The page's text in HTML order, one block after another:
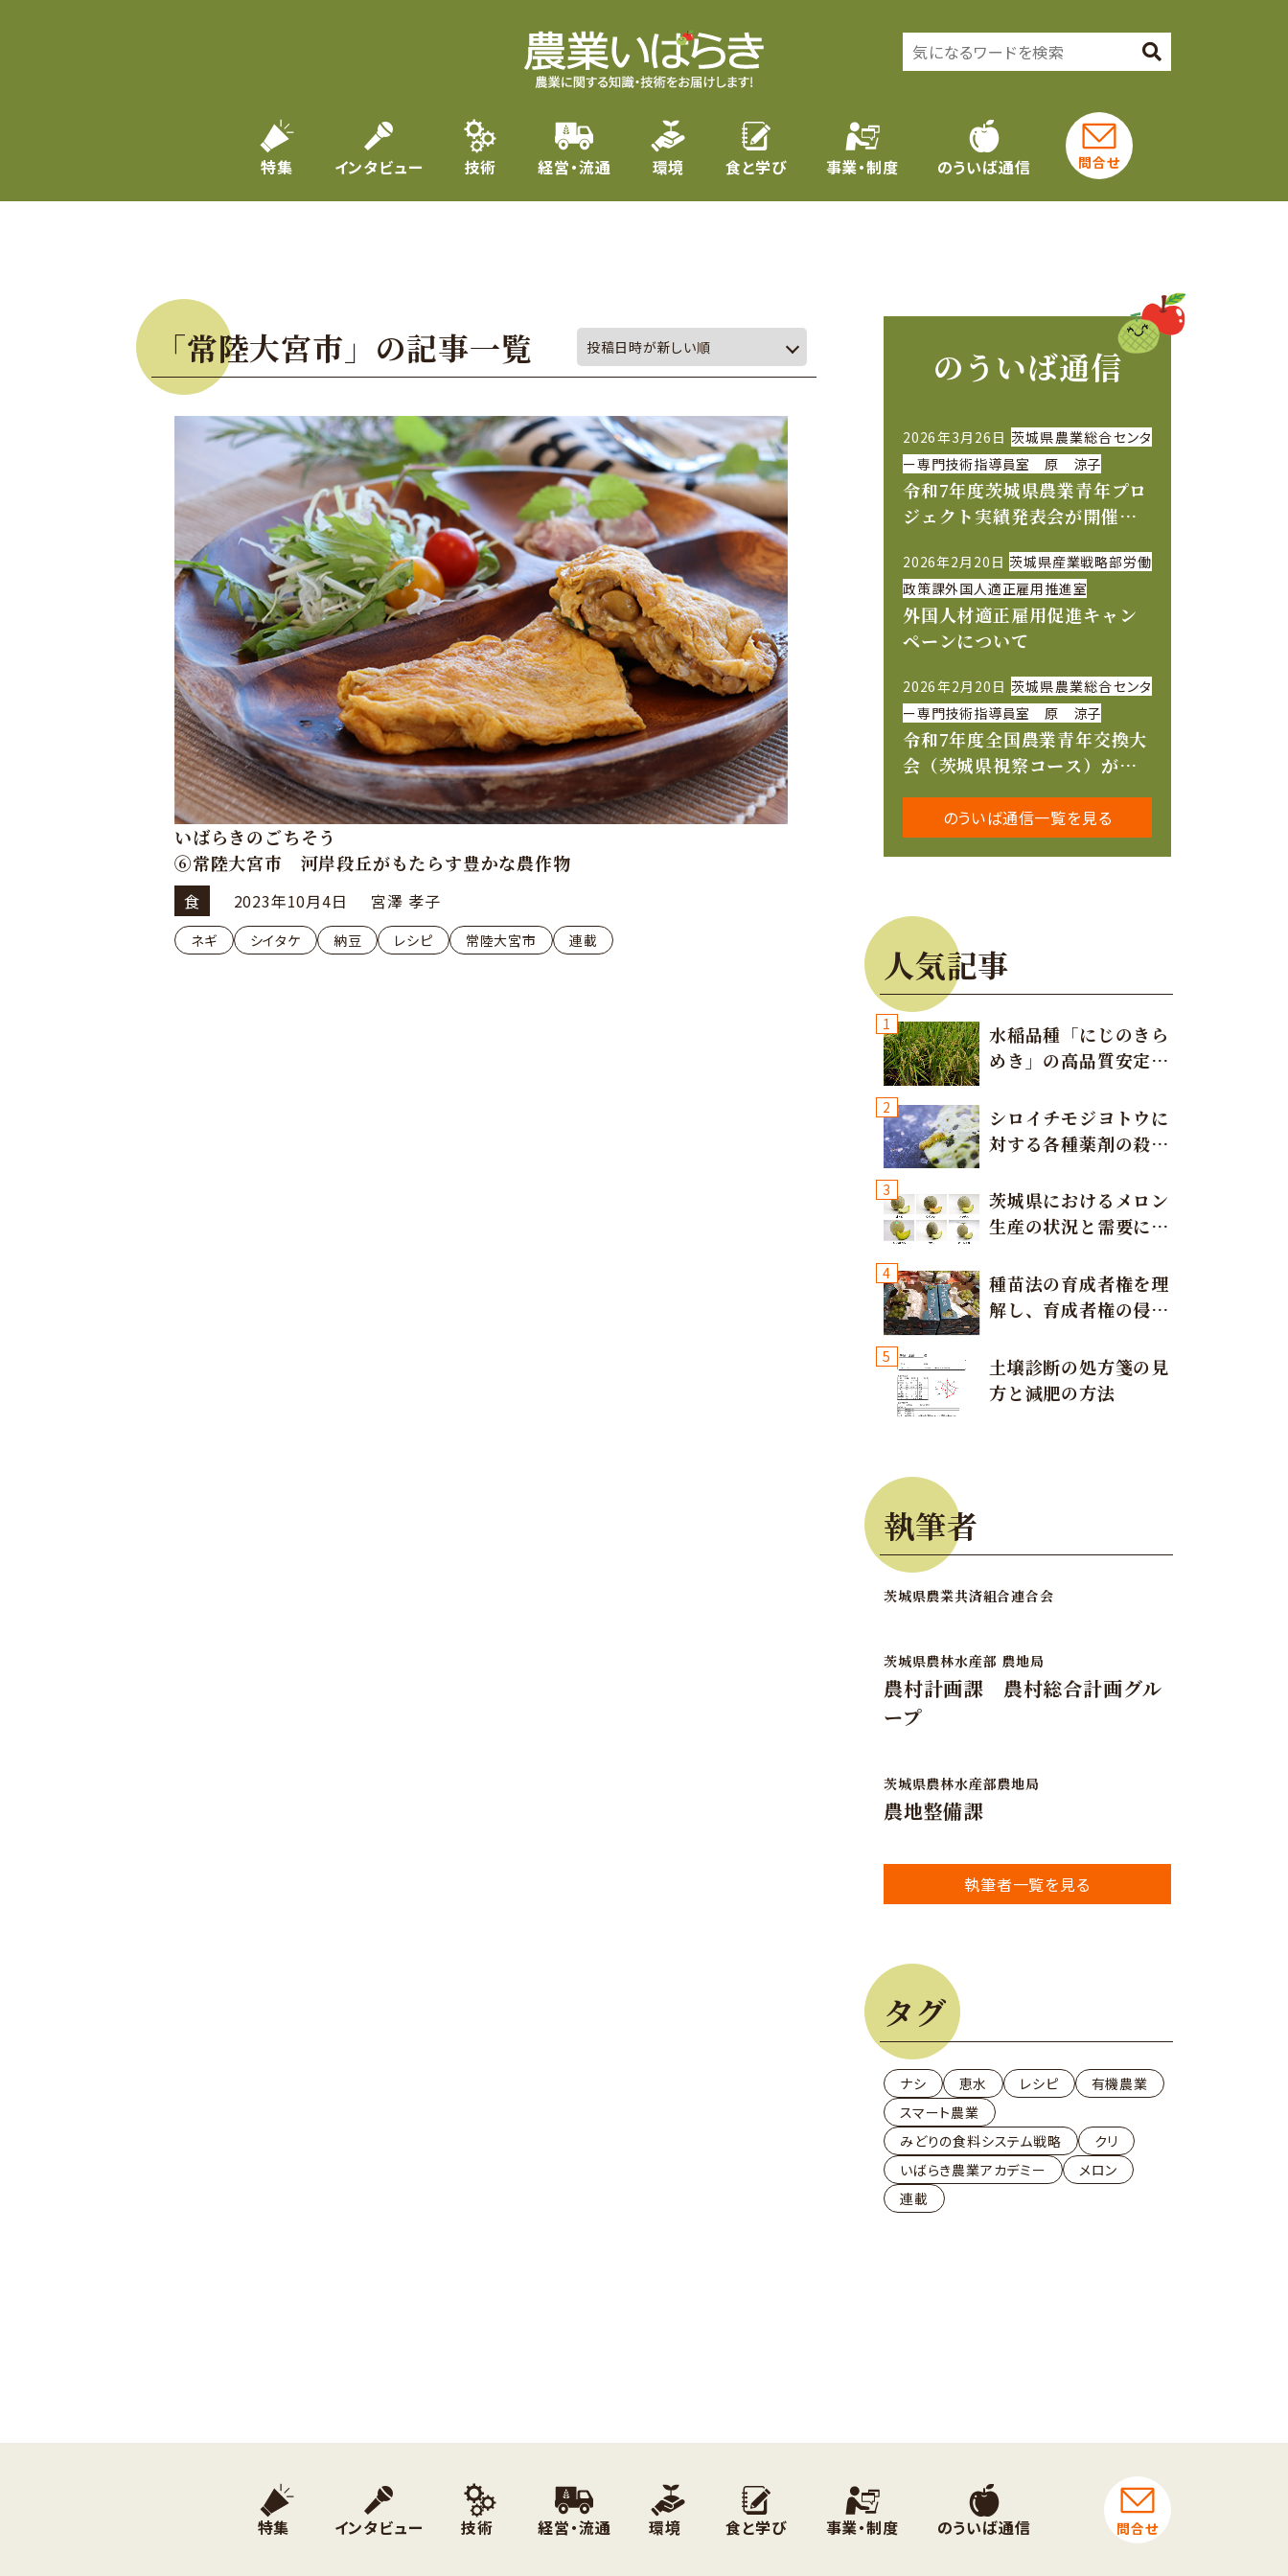
特集 インタビュー 技術 経営・流通 環境 食と学び 事業・制度 のういば通信 問合せ
「常陸大宮市」の記事一覧
いばらきのごちそう
⑥常陸大宮市 河岸段丘がもたらす豊かな農作物
食 2023年10月4日 宮澤 孝子
ネギ シイタケ 納豆 レシピ 常陸大宮市 連載
のういば通信
2026年3月26日 茨城県農業総合センタ
ー専門技術指導員室 原 涼子
令和7年度茨城県農業青年プロ
ジェクト実績発表会が開催さ
2026年2月20日 茨城県産業戦略部労働
政策課外国人適正雇用推進室
外国人材適正雇用促進キャン
ペーンについて
2026年2月20日 茨城県農業総合センタ
ー専門技術指導員室 原 涼子
令和7年度全国農業青年交換大
会（茨城県視察コース）が開
のういば通信一覧を見る
人気記事
1
水稲品種「にじのきら
めき」の高品質安定多
2
シロイチモジヨトウに
対する各種薬剤の殺虫
3
茨城県におけるメロン
生産の状況と需要に応
4
種苗法の育成者権を理
解し、育成者権の侵害
意しましょう！
5
土壌診断の処方箋の見
方と減肥の方法
執筆者
茨城県農業共済組合連合会
茨城県農林水産部 農地局
農村計画課 農村総合計画グル
ープ
茨城県農林水産部農地局
農地整備課
執筆者一覧を見る
タグ
ナシ 恵水 レシピ
有機農業
スマート農業
みどりの食料システム戦略
クリ
いばらき農業アカデミー
メロン
連載
特集 インタビュー 技術 経営・流通 環境 食と学び 事業・制度 のういば通信 問合せ